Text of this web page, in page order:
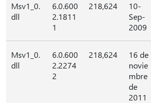
Msv1_0.
dll
6.0.600
2.1811
1
218,624
10-
Sep-
2009
Msv1_0.
dll
6.0.600
2.2274
2
218,624
16 de
novie
mbre
de
2011